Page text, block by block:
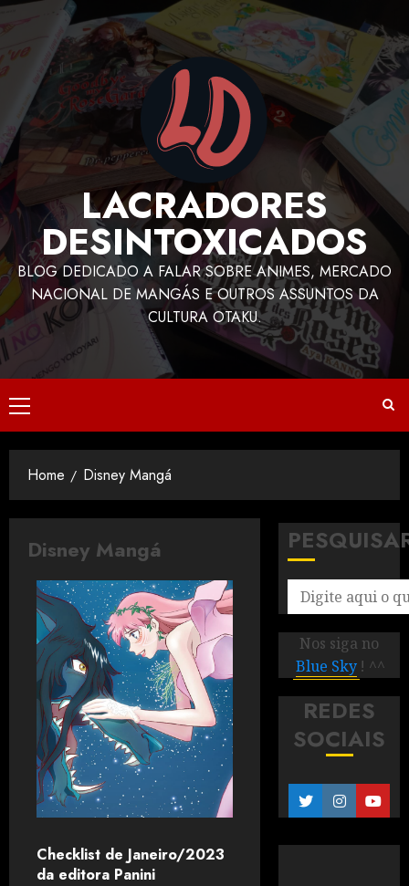
LACRADORES
DESINTOXICADOS
BLOG DEDICADO A FALAR SOBRE ANIMES, MERCADO
NACIONAL DE MANGÁS E OUTROS ASSUNTOS DA
CULTURA OTAKU.
Home Disney Mangá
Disney Mangá
Checklist de Janeiro/2023
da editora Panini
Nos siga no
Blue Sky ! ^^
REDES
SOCIAIS